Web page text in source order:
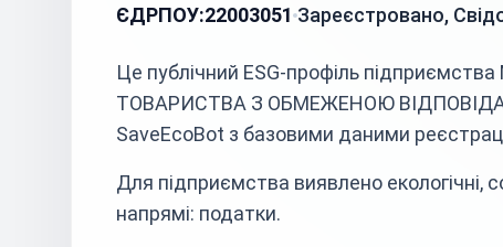
ЄДРПОУ:22003051 Зареєстровано,
Це публічний ESG-профіль
ТОВАРИСТВА З ОБМЕЖЕНОЮ
SaveEcoBot з базовими даними
Для підприємства виявлено екологічні,
напрямі: податки.